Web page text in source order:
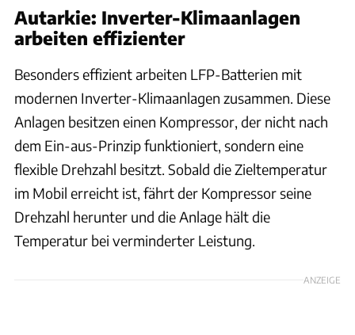
Autarkie: Inverter-Klimaanlagen
arbeiten effizienter
Besonders effizient arbeiten LFP-Batterien mit
modernen Inverter-Klimaanlagen zusammen. Diese
Anlagen besitzen einen Kompressor, der nicht nach
dem Ein-aus-Prinzip funktioniert, sondern eine
flexible Drehzahl besitzt. Sobald die Zieltemperatur
im Mobil erreicht ist, fährt der Kompressor seine
Drehzahl herunter und die Anlage hält die
Temperatur bei verminderter Leistung.
ANZEIGE